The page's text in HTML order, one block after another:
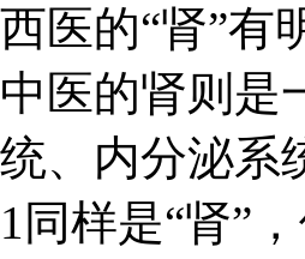
西医的“肾”有
中医的肾则是
统、内分泌系
1同样是“肾”